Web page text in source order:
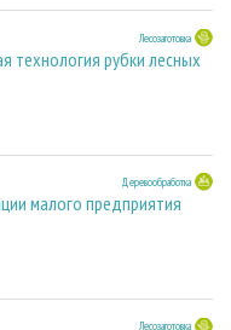
Лесозаготовка
технология рубки лесных
Деревообработка
малого предприятия
Лесозаготовка